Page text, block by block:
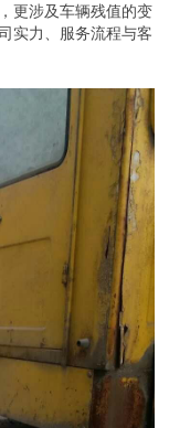
更涉及车辆残值的变
实力、服务流程与客